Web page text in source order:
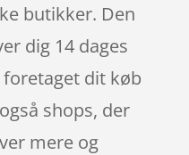
butikker. Den
dig 14 dages
dit køb
shops, der
mere og